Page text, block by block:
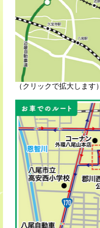
（クリックで拡大します）